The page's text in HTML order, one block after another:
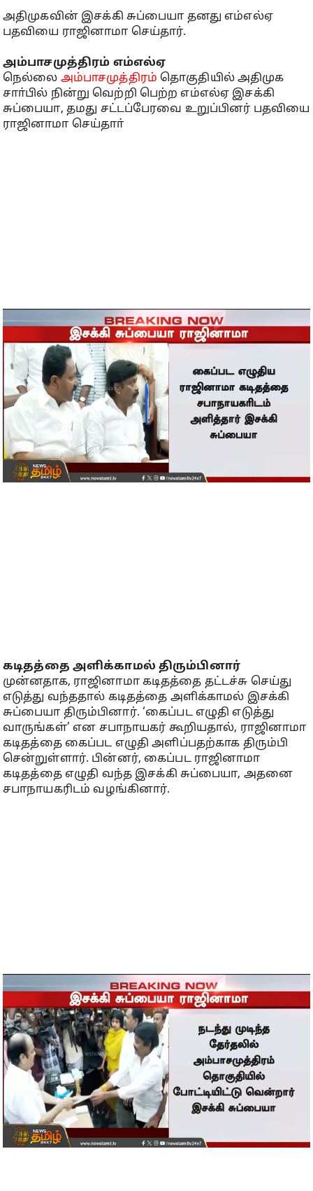
அதிமுகவின் இசக்கி சுப்பையா தனது எம்எல்ஏ
பதவியை ராஜினாமா செய்தார்.
அம்பாசமுத்திரம் எம்எல்ஏ
நெல்லை அம்பாசமுத்திரம் தொகுதியில் அதிமுக
சாா்பில் நின்று வெற்றி பெற்ற எம்எல்ஏ இசக்கி
சுப்பையா, தமது சட்டப்பேரவை உறுப்பினர் பதவியை
ராஜினாமா செய்தாா்
கடிதத்தை அளிக்காமல் திரும்பினார்
முன்னதாக, ராஜினாமா கடிதத்தை தட்டச்சு செய்து
எடுத்து வந்ததால் கடிதத்தை அளிக்காமல் இசக்கி
சுப்பையா திரும்பினார். ‘கைப்பட எழுதி எடுத்து
வாருங்கள்’ என சபாநாயகர் கூறியதால், ராஜினாமா
கடிதத்தை கைப்பட எழுதி அளிப்பதற்காக திரும்பி
சென்றுள்ளார். பின்னர், கைப்பட ராஜினாமா
கடிதத்தை எழுதி வந்த இசக்கி சுப்பையா, அதனை
சபாநாயகரிடம் வழங்கினார்.